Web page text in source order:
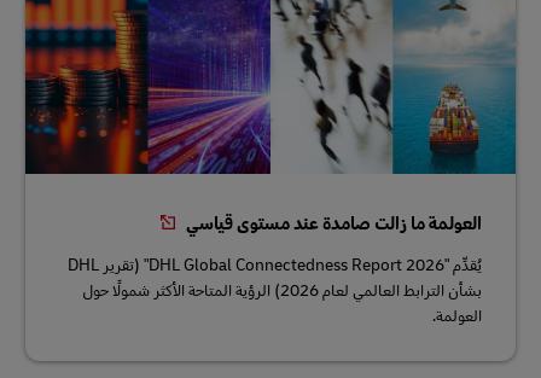
العولمة ما زالت صامدة عند مستوى قياسي
يُقدِّم "DHL Global Connectedness Report 2026" (تقرير DHL
بشأن الترابط العالمي لعام 2026) الرؤية المتاحة الأكثر شمولًا حول
العولمة.